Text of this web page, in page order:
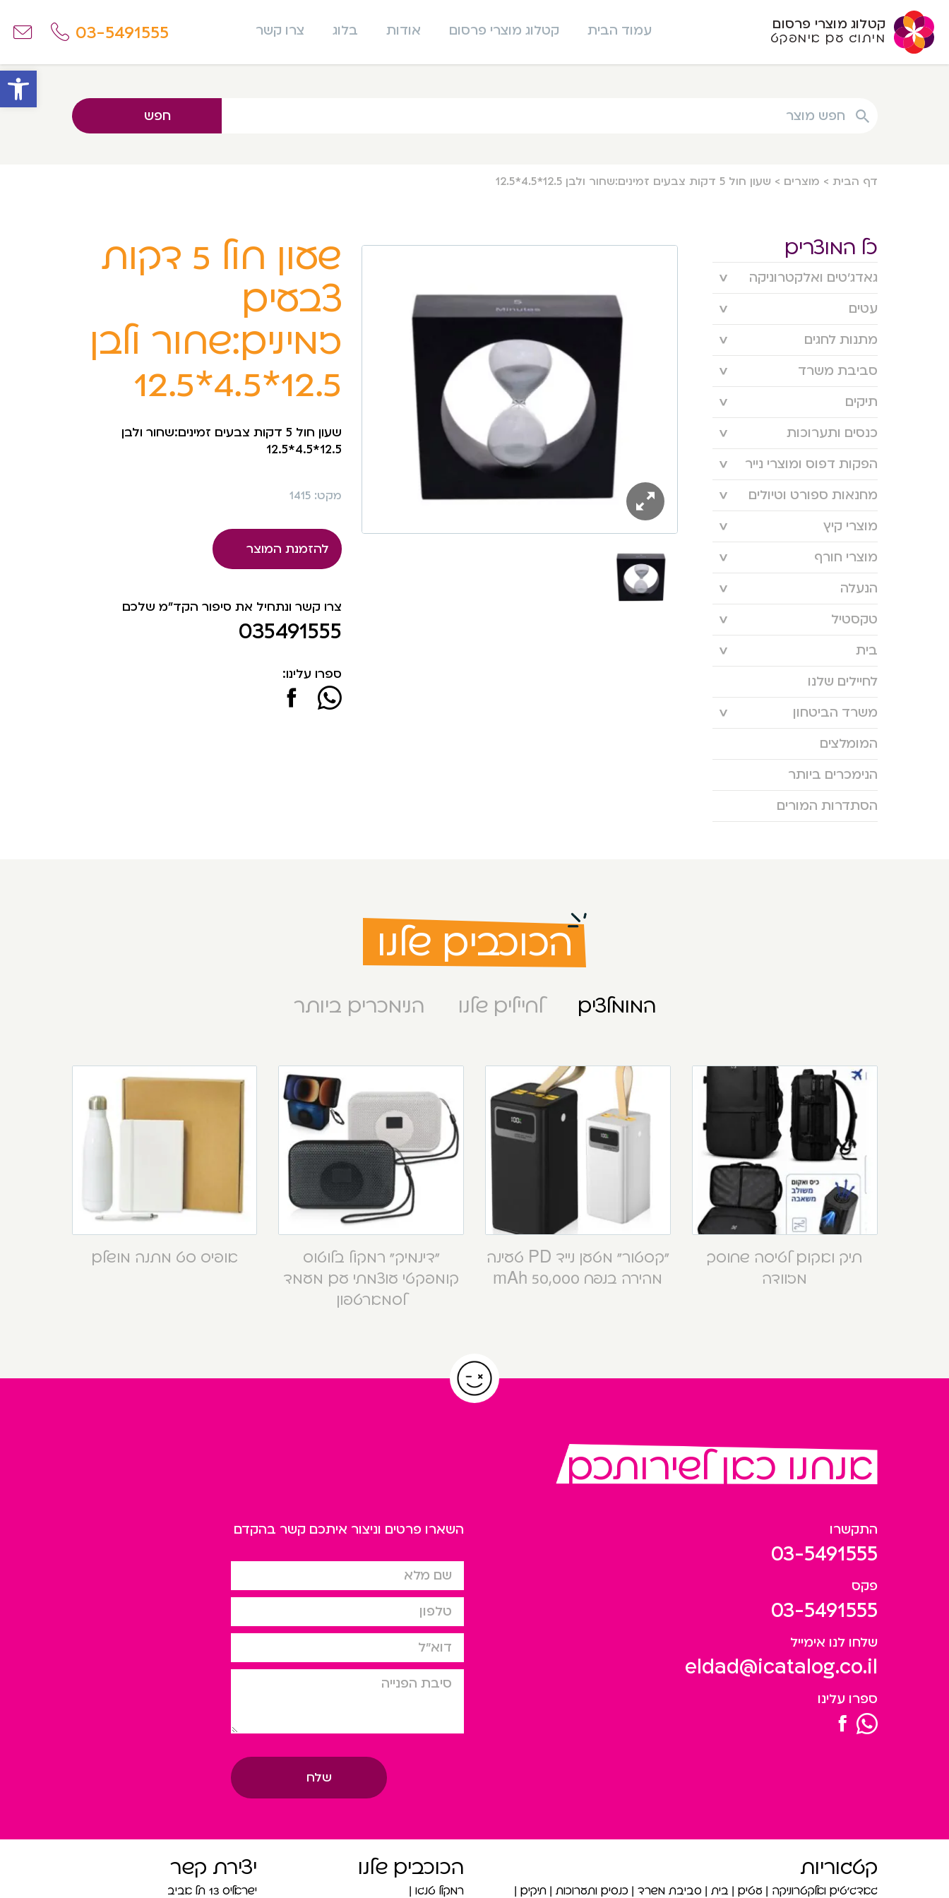
קטלוג מוצרי פרסום
מיתוג עם אימפקט עמוד הבית קטלוג מוצרי פרסום אודות בלוג צרו קשר 03-5491555
חפש מוצר
חפש
דף הבית > מוצרים > שעון חול 5 דקות צבעים זמינים:שחור ולבן 12.5*4.5*12.5
כל המוצרים
גאדג’טים ואלקטרוניקה
עטים
מתנות לחגים
סביבת משרד
תיקים
כנסים ותערוכות
הפקות דפוס ומוצרי נייר
מחנאות ספורט וטיולים
מוצרי קיץ
מוצרי חורף
הנעלה
טקסטיל
בית
לחיילים שלנו
משרד הביטחון
המומלצים
הנימכרים ביותר
הסתדרות המורים
שעון חול 5 דקות
צבעים
זמינים:שחור ולבן
12.5*4.5*12.5
שעון חול 5 דקות צבעים זמינים:שחור ולבן
12.5*4.5*12.5
מקט: 1415
להזמנת המוצר
צרו קשר ונתחיל את סיפור הקד"מ שלכם
035491555
ספרו עלינו:
הכוכבים שלנו
המומלצים לחיילים שלנו הנימכרים ביותר
תיק ואקום לטיסה שחוסך
מזוודה
“קסטור” מטען נייד PD טעינה
מהירה בנפח 50,000 mAh
“דינמיק” רמקול בלוטוס
קומפקטי עוצמתי עם מעמד
לסמארטפון
אופיס סט מתנה מושלם
אנחנו כאן לשירותכם
התקשרו
03-5491555
פקס
03-5491555
שלחו לנו אימייל
eldad@icatalog.co.il
ספרו עלינו
השארו פרטים וניצור איתכם קשר בהקדם
שם מלא
טלפון
דוא”ל
סיבת הפניה
שלח
קטגוריות
גאדג’טים ואלקטרוניקה עטים בית סביבת משרד כנסים ותערוכות תיקים
הכוכבים שלנו
רמקול טנגו
יצירת קשר
ישראליס 13 תל אביב